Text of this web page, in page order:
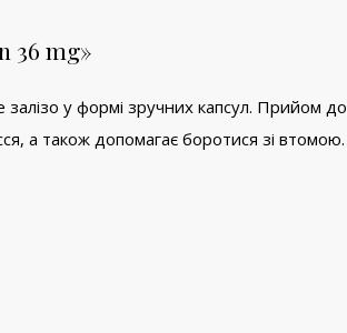
36 mg»
у формі зручних капсул. Прийом
а також допомагає боротися зі